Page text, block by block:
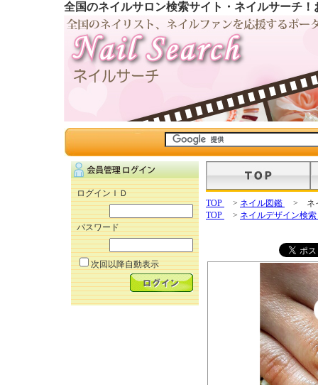
全国のネイルサロン検索サイト・ネイルサーチ
ログインＩＤ
パスワード
次回以降自動表示
TOP > ネイル図鑑
> ネ
TOP
> ネイルデザイン検索